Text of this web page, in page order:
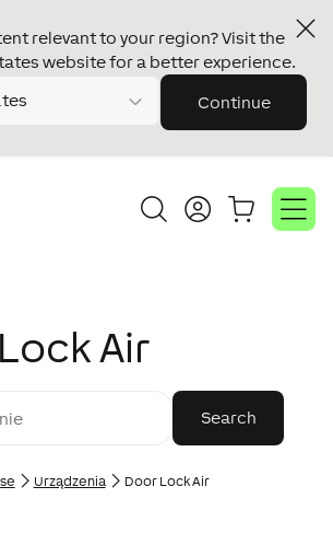
relevant to your region? Visit the
website for a better experience.
Continue
Air
Urządzenia Door Lock Air